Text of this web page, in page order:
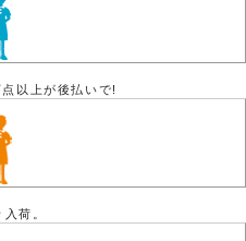
以上が後払いで!
荷。